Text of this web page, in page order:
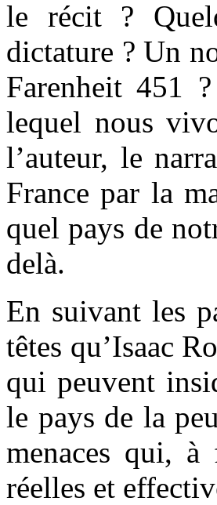
le récit ?
dictature ? Un
Farenheit 451
lequel nous
l’auteur, le
France par la
quel pays de
delà.
En suivant les
têtes qu’Isaac
qui peuvent
le pays de la
menaces qui, à
réelles et